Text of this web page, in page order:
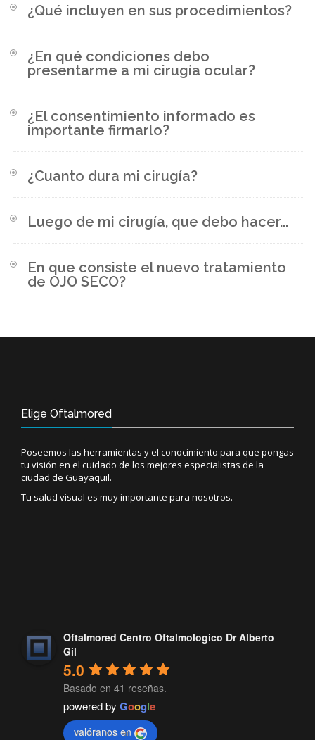
¿Qué incluyen en sus procedimientos?
¿En qué condiciones debo
presentarme a mi cirugía ocular?
¿El consentimiento informado es
importante firmarlo?
¿Cuanto dura mi cirugía?
Luego de mi cirugía, que debo hacer...
En que consiste el nuevo tratamiento
de OJO SECO?
Elige Oftalmored
Poseemos las herramientas y el conocimiento para que pongas
tu visión en el cuidado de los mejores especialistas de la
ciudad de Guayaquil.
Tu salud visual es muy importante para nosotros.
Oftalmored Centro Oftalmologico Dr Alberto
Gil
5.0
Basado en 41 reseñas.
powered by Google
valóranos en